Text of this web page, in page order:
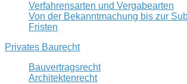
Verfahrensarten und Vergabearten
Von der Bekanntmachung bis zur
Fristen
Privates Baurecht
Bauvertragsrecht
Architektenrecht